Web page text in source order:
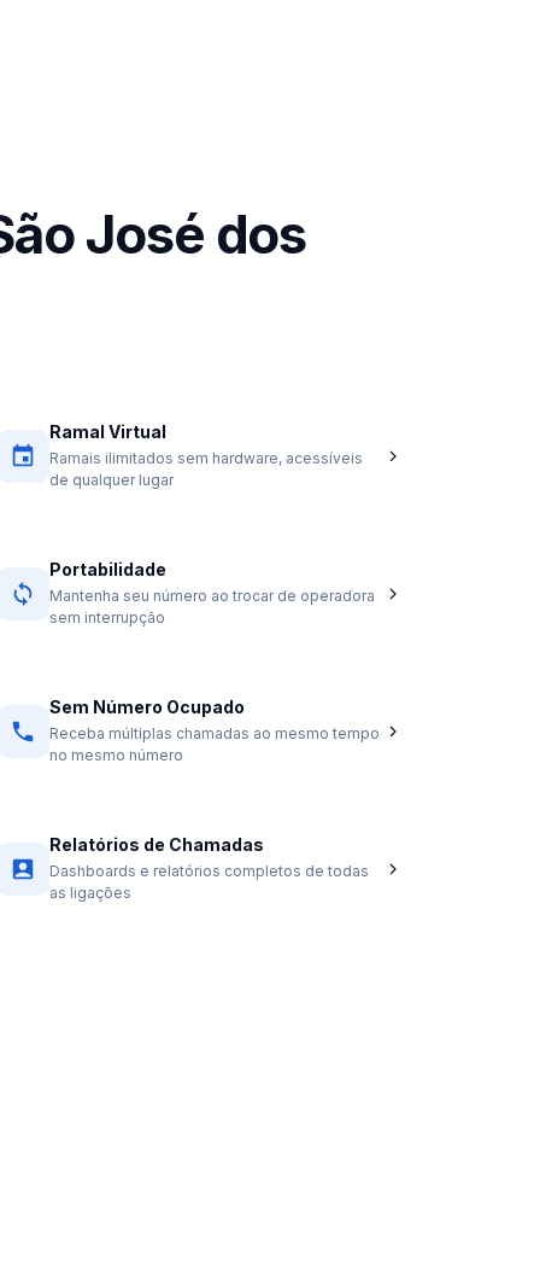
José dos
Ramal Virtual
Ramais ilimitados sem hardware, acessíveis
de qualquer lugar
Portabilidade
Mantenha seu número ao trocar de operadora
sem interrupção
Sem Número Ocupado
Receba múltiplas chamadas ao mesmo tempo
no mesmo número
Relatórios de Chamadas
Dashboards e relatórios completos de todas
as ligações